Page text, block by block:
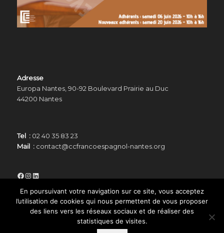
Adresse
Europa Nantes, 90-92 Boulevard Prairie au Duc
44200 Nantes
Tel : 02 40 35 83 23
Mail :contact@ccfrancoespagnol-nantes.org
Facebook
Instagram
LinkedIn
En poursuivant votre navigation sur ce site, vous acceptez
l’utilisation de cookies qui nous permettent de vous proposer
des liens vers les réseaux sociaux et de réaliser des
statistiques de visites.